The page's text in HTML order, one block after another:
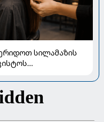
სილამაზის